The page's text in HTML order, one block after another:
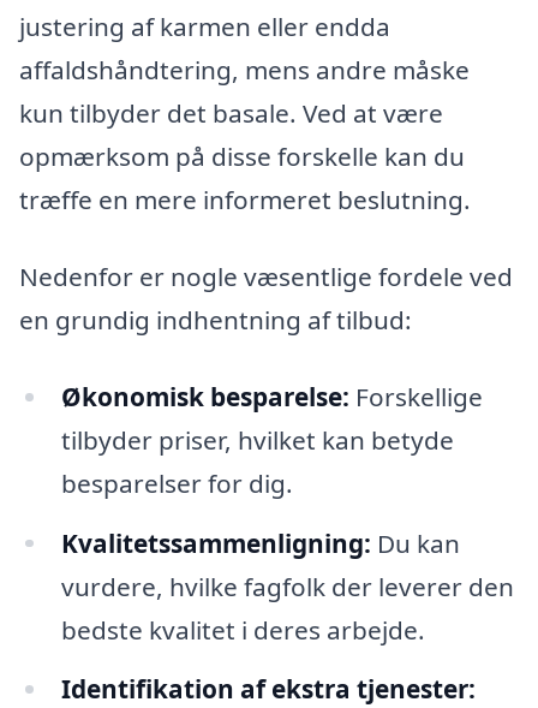
justering af karmen eller endda
affaldshåndtering, mens andre måske
kun tilbyder det basale. Ved at være
opmærksom på disse forskelle kan du
træffe en mere informeret beslutning.
Nedenfor er nogle væsentlige fordele ved
en grundig indhentning af tilbud:
Økonomisk besparelse: Forskellige
tilbyder priser, hvilket kan betyde
besparelser for dig.
Kvalitetssammenligning: Du kan
vurdere, hvilke fagfolk der leverer den
bedste kvalitet i deres arbejde.
Identifikation af ekstra tjenester: